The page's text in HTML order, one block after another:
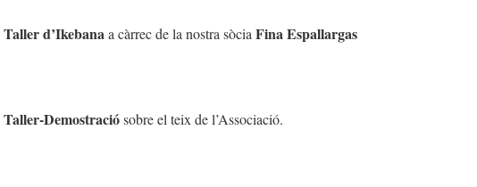
Taller d’Ikebanaa càrrec de la nostra sòcia Fina Espallargas
Taller-Demostraciósobre el teix de l’Associació.